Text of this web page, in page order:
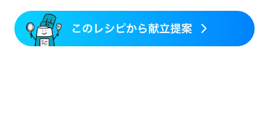
乳がん治療を終えた方・経過観察中の方など
産後（ミルク）
骨折 関節リウマチ 乾癬
貧血対策
ニキビ・肌荒れ